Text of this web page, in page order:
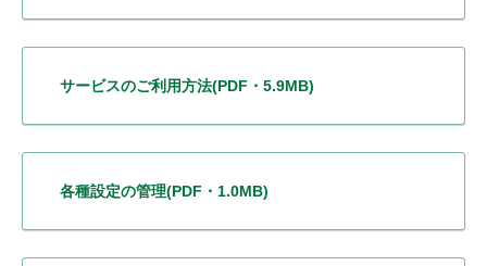
サービスのご利用方法(PDF・5.9MB)
各種設定の管理(PDF・1.0MB)